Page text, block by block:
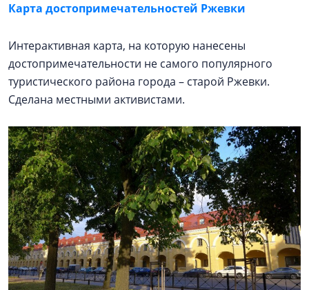
Карта достопримечательностей Ржевки
Интерактивная карта, на которую нанесены
достопримечательности не самого популярного
туристического района города – старой Ржевки.
Сделана местными активистами.